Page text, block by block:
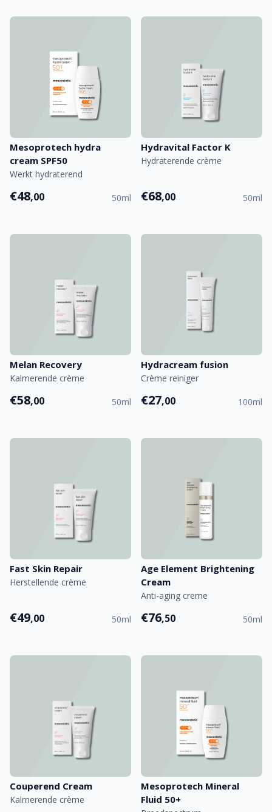
Mesoprotech hydra
cream SPF50
Werkt hydraterend
€48,00 50ml
Hydravital Factor K
Hydraterende crème
€68,00 50ml
Melan Recovery
Kalmerende crème
€58,00 50ml
Hydracream fusion
Crème reiniger
€27,00 100ml
Fast Skin Repair
Herstellende crème
€49,00 50ml
Age Element Brightening
Cream
Anti-aging creme
€76,50 50ml
Couperend Cream
Kalmerende crème
Mesoprotech Mineral
Fluid 50+